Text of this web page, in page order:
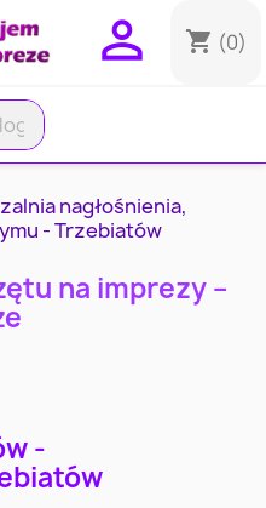
shopping_cart (0)

nagłośnienia,
- Trzebiatów
na imprezy –
-